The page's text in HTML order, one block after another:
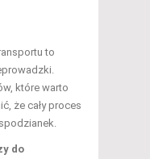
to
które warto
że cały proces
do